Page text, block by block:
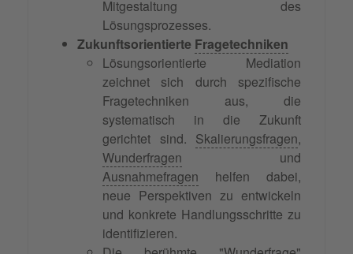
Mitgestaltung des
Lösungsprozesses.
Zukunftsorientierte Fragetechniken
Lösungsorientierte Mediation
zeichnet sich durch spezifische
Fragetechniken aus, die
systematisch in die Zukunft
gerichtet sind. Skalierungsfragen,
Wunderfragen und
Ausnahmefragen helfen dabei,
neue Perspektiven zu entwickeln
und konkrete Handlungsschritte zu
identifizieren.